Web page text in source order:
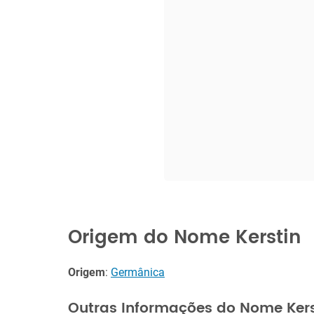
Origem do Nome Kerstin
Origem: Germânica
Outras Informações do Nome